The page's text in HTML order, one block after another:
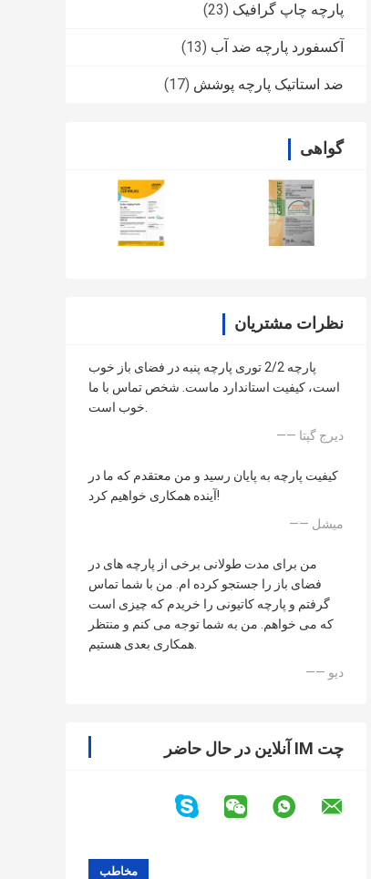
پارچه چاپ گرافیک (23)
آکسفورد پارچه ضد آب (13)
ضد استاتیک پارچه پوشش (17)
گواهی
نظرات مشتریان
پارچه 2/2 توری پارچه پنبه در فضای باز خوب
است، کیفیت استاندارد ماست. شخص تماس با ما
خوب است.
—— دیرج گپتا
کیفیت پارچه به پایان رسید و من معتقدم که ما در
آینده همکاری خواهیم کرد!
—— میشل
من برای مدت طولانی برخی از پارچه های در
فضای باز را جستجو کرده ام. من با شما تماس
گرفتم و پارچه کاتیونی را خریدم که چیزی است
که می خواهم. من به شما توجه می کنم و منتظر
همکاری بعدی هستیم.
—— دیو
چت IM آنلاین در حال حاضر